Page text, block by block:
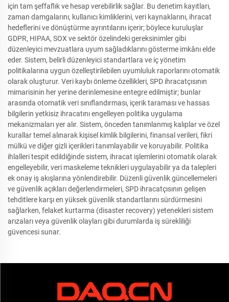
için tam şeffaflık ve hesap verebilirlik sağlar. Bu denetim kayıtları,
zaman damgalarını, kullanıcı kimliklerini, veri kaynaklarını, ihracat
hedeflerini ve dönüştürme ayrıntılarını içerir; böylece kuruluşlar
GDPR, HIPAA, SOX ve sektör özelindeki gereksinimler gibi
düzenleyici mevzuatlara uyum sağladıklarını gösterme imkânı elde
eder. Sistem, belirli düzenleyici standartlara ve iç yönetim
politikalarına uygun özelleştirilebilen uyumluluk raporlarını otomatik
olarak oluşturur. Veri kaybı önleme özellikleri, SPD ihracatçısının
mimarisinin her yerine derinlemesine entegre edilmiştir; bunlar
arasında otomatik veri sınıflandırması, içerik taraması ve hassas
bilgilerin yetkisiz ihracatını engelleyen politika uygulama
mekanizmaları yer alır. Sistem, önceden tanımlanmış kalıplar ve özel
kurallar temel alınarak kişisel kimlik bilgilerini, finansal verileri, fikri
mülkü ve diğer gizli içerikleri tanımlayabilir ve koruyabilir. Politika
ihlalleri tespit edildiğinde sistem, ihracat işlemlerini otomatik olarak
engelleyebilir, veri maskeleme teknikleri uygulayabilir ya da talepleri
ek onay iş akışlarına yönlendirebilir. Düzenli güvenlik güncellemeleri
ve güvenlik açıkları değerlendirmeleri, SPD ihracatçısının gelişen
tehditlere karşı en yüksek güvenlik standartlarını sürdürmesini
sağlarken, felaket kurtarma (disaster recovery) yetenekleri sistem
arızaları veya güvenlik olayları gibi durumlarda iş sürekliliği
güvencesi sunar.